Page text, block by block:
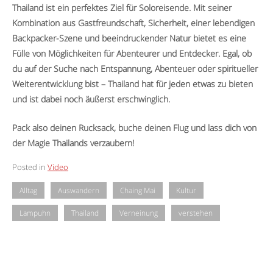
Thailand ist ein perfektes Ziel für Soloreisende. Mit seiner
Kombination aus Gastfreundschaft, Sicherheit, einer lebendigen
Backpacker-Szene und beeindruckender Natur bietet es eine
Fülle von Möglichkeiten für Abenteurer und Entdecker. Egal, ob
du auf der Suche nach Entspannung, Abenteuer oder spiritueller
Weiterentwicklung bist – Thailand hat für jeden etwas zu bieten
und ist dabei noch äußerst erschwinglich.
Pack also deinen Rucksack, buche deinen Flug und lass dich von
der Magie Thailands verzaubern!
Posted in Video
Alltag Auswandern Chaing Mai Kultur
Lampuhn Thailand Verneinung verstehen